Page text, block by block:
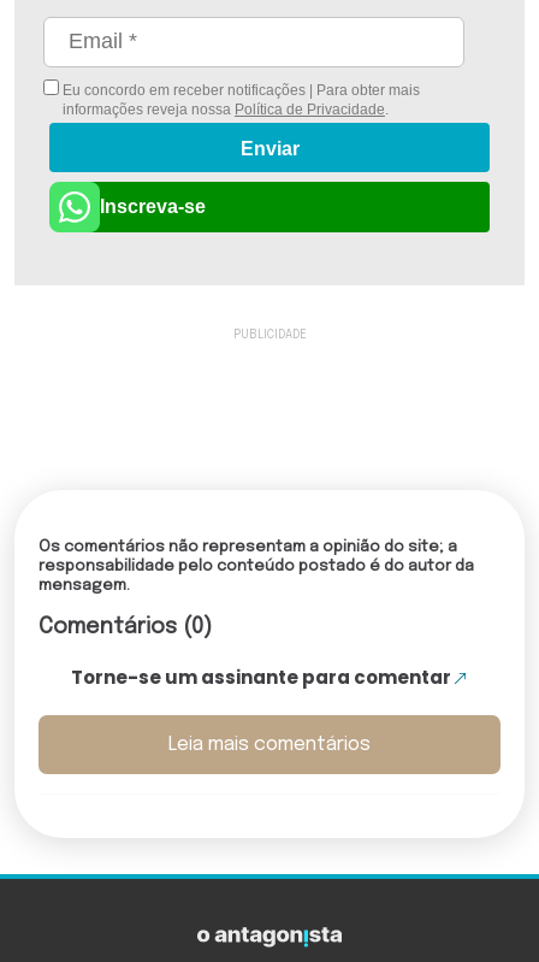
Eu concordo em receber notificações | Para obter mais
informações reveja nossa Política de Privacidade
Enviar
Inscreva-se
Os comentários não representam a opinião do site; a
responsabilidade pelo conteúdo postado é do autor da
mensagem.
Comentários (0)
Torne-se um assinante para comentar
Leia mais comentários